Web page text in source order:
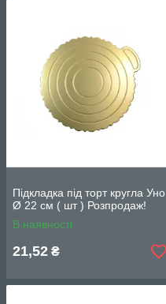
Підкладка під торт кругла Уно
Ø 22 см ( шт ) Розпродаж!
В наявності
21,52 ₴